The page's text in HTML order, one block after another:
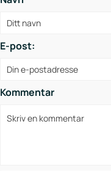
E-post:
Kommentar